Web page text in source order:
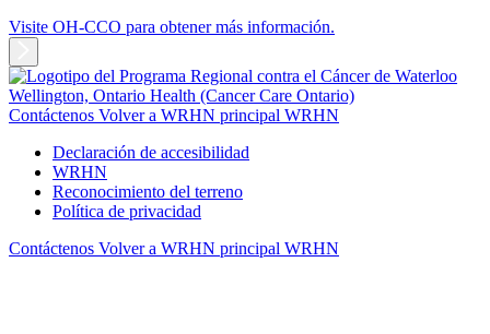
Visite OH-CCO para obtener más información.
Contáctenos Volver a WRHN principal WRHN
Declaración de accesibilidad
WRHN
Reconocimiento del terreno
Política de privacidad
Contáctenos Volver a WRHN principal WRHN